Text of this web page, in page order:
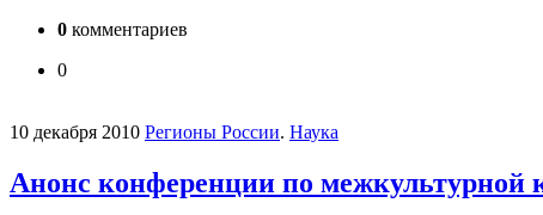
0 комментариев
0
10 декабря 2010 Регионы России. Наука
Анонс конференции по межкультурной